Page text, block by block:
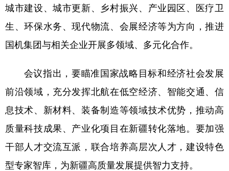
城市建设、城市更新、乡村振兴、产业园区、医疗卫
生、环保水务、现代物流、会展经济等为方向，推进
国机集团与相关企业开展多领域、多元化合作。
会议指出，要瞄准国家战略目标和经济社会发展
前沿领域，充分发挥北航在低空经济、智能交通、信
息技术、新材料、装备制造等领域技术优势，推动高
质量科技成果、产业化项目在新疆转化落地。要加强
干部人才交流互派，联合培养高层次人才，建设特色
型专家智库，为新疆高质量发展提供智力支持。